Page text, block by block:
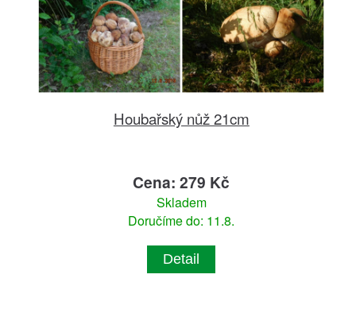
Houbařský nůž 21cm
Cena: 279 Kč
Skladem
Doručíme do: 11.8.
Detail